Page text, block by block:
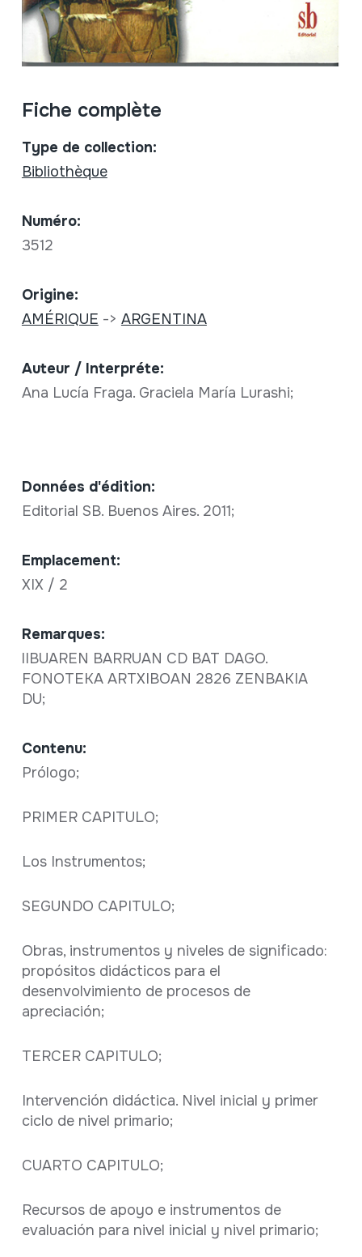
Fiche complète
Type de collection:
Bibliothèque
Numéro:
3512
Origine:
AMÉRIQUE -> ARGENTINA
Auteur / Interpréte:
Ana Lucía Fraga. Graciela María Lurashi;
Données d'édition:
Editorial SB. Buenos Aires. 2011;
Emplacement:
XIX / 2
Remarques:
lIBUAREN BARRUAN CD BAT DAGO.
FONOTEKA ARTXIBOAN 2826 ZENBAKIA
DU;
Contenu:
Prólogo;
PRIMER CAPITULO;
Los Instrumentos;
SEGUNDO CAPITULO;
Obras, instrumentos y niveles de significado:
propósitos didácticos para el
desenvolvimiento de procesos de
apreciación;
TERCER CAPITULO;
Intervención didáctica. Nivel inicial y primer
ciclo de nivel primario;
CUARTO CAPITULO;
Recursos de apoyo e instrumentos de
evaluación para nivel inicial y nivel primario;